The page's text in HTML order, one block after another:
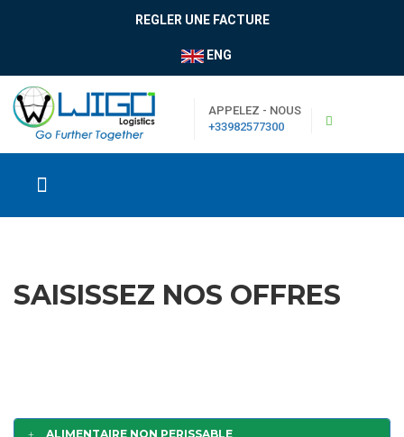
REGLER UNE FACTURE
ENG
APPELEZ - NOUS
+33982577300
SAISISSEZ NOS OFFRES
ALIMENTAIRE NON PERISSABLE